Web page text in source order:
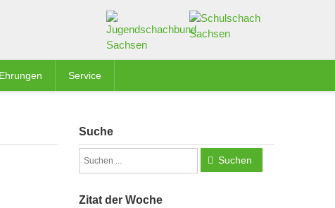
Ehrungen Service
Suche
Suchen
Zitat der Woche